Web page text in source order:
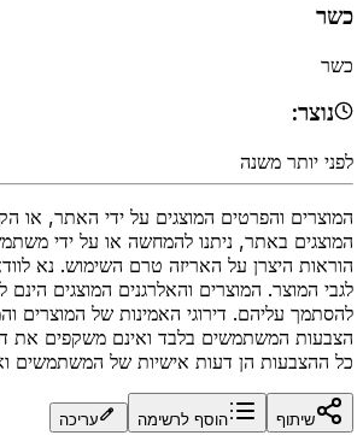
כשר
כשר
נוצר:
לפני יותר משנה
המוצרים והפרטים המוצגים על ידי האתר, או
המוצגים באתר, ניתנו להמחשה או על ידי
הוראות היצרן על האריזה טרם השימוש. נא
לגבי המוצר. המוצרים והאלרגנים המוצגים
להסתמך עליהם. דירוגי האמינות של המוצרים
הצבעות המשתמשים בלבד ואינם משקפים את
כל ההצבעות הן דעות אישיות של המשתמשים
שיתוף הוסף לרשימה עריכה